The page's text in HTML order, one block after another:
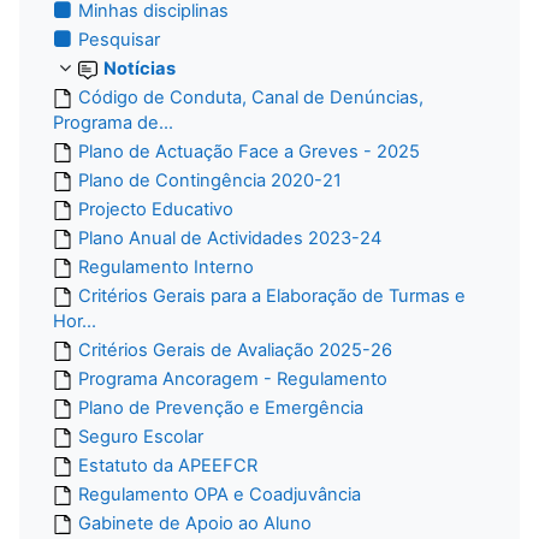
Minhas disciplinas
Pesquisar
Notícias
Código de Conduta, Canal de Denúncias,
Programa de...
Plano de Actuação Face a Greves - 2025
Plano de Contingência 2020-21
Projecto Educativo
Plano Anual de Actividades 2023-24
Regulamento Interno
Critérios Gerais para a Elaboração de Turmas e
Hor...
Critérios Gerais de Avaliação 2025-26
Programa Ancoragem - Regulamento
Plano de Prevenção e Emergência
Seguro Escolar
Estatuto da APEEFCR
Regulamento OPA e Coadjuvância
Gabinete de Apoio ao Aluno